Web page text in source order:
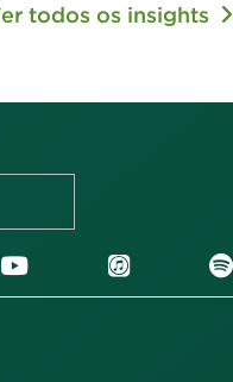
todos os insights